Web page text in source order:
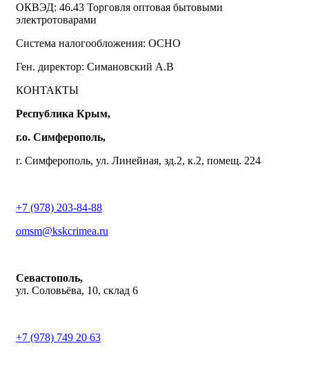
ОКВЭД: 46.43 Торговля оптовая бытовыми
электротоварами
Система налогообложения: ОСНО
Ген. директор: Симановский А.В
КОНТАКТЫ
Республика Крым,
г.о. Симферополь,
г. Симферополь, ул. Линейная, зд.2, к.2, помещ. 224
+7 (978) 203-84-88
omsm@kskcrimea.ru
Севастополь,
ул. Соловьёва, 10, склад 6
+7 (978) 749 20 63